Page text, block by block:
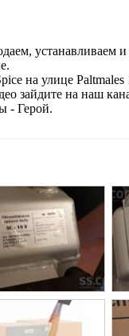
устанавливаем
на улице Paltmales
зайдите на наш
- Герой.